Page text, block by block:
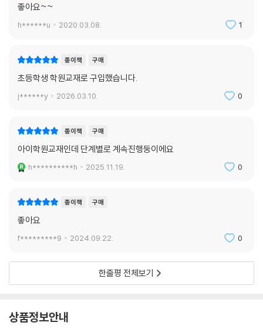
좋아요~~
h******u 2020.03.08. 1
종이책 구매
초등학생 학원교재로 구입했습니다.
j******y 2026.03.10. 0
종이책 구매
아이학원교재인데 단계별로 계속진행둥이에요
h**********h 2025.11.19. 0
종이책 구매
좋아요
f*********9 2024.09.22. 0
한줄평 전체보기
상품정보안내